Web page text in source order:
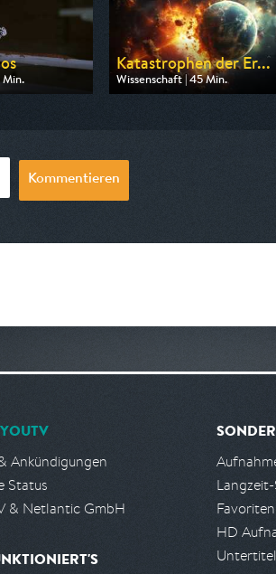
Min.
info
Katastrophen der Er...
Wissenschaft | 45 Min.
Ausgestrahlt von ZDF info
Kommentieren
YOUTV
Ankündigungen
Status
& Netlantic GmbH
HD